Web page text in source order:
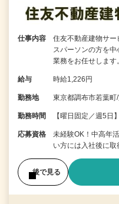
仕事内容
住友不動産建物サ
スパーソンの方を
業務をお任せします
給与 時給1,226円
勤務地 東京都調布市若葉
勤務時間 【曜日固定／週5
応募資格
未経験OK！中高年
い方には入社後に取
後で見る